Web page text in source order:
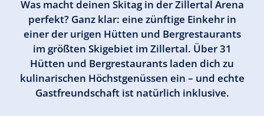
Was macht deinen Skitag in der Zillertal Arena
perfekt? Ganz klar: eine zünftige Einkehr in
einer der urigen Hütten und Bergrestaurants
im größten Skigebiet im Zillertal. Über 31
Hütten und Bergrestaurants laden dich zu
kulinarischen Höchstgenüssen ein – und echte
Gastfreundschaft ist natürlich inklusive.